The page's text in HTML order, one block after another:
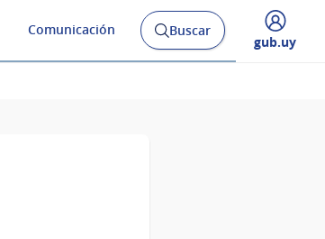
Comunicación
Abrir
buscador
Buscar
Desplegar
gub.uy